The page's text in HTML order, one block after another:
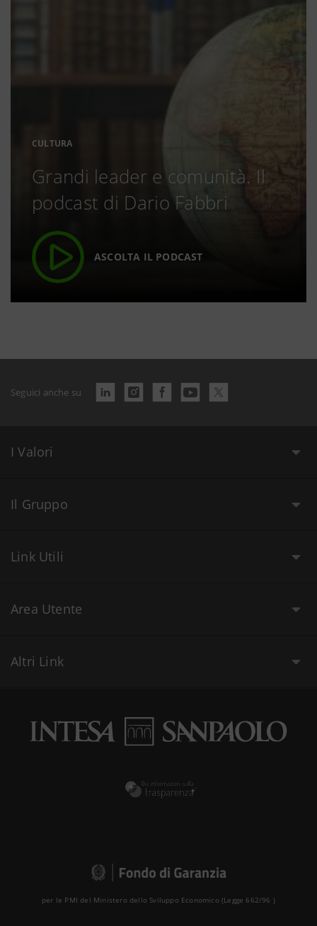
CULTURA
Grandi leader e comunità. Il
podcast di Dario Fabbri
ASCOLTA IL PODCAST
Seguici anche su
I Valori
Il Gruppo
Link Utili
Area Utente
Altri Link
per le PMI del Ministero dello Sviluppo Economico (Legge 662/96 )